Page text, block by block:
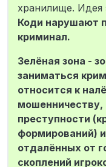
хранилище. Идея
Коди нарушают
криминал.
Зелёная зона -
заниматься
относится к
мошенничеству,
преступности
формирований)
отдалённых от
скоплений